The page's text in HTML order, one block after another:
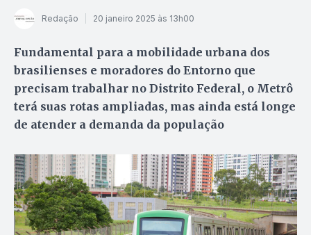
Redação 20 janeiro 2025 às 13h00
Fundamental para a mobilidade urbana dos
brasilienses e moradores do Entorno que
precisam trabalhar no Distrito Federal, o Metrô
terá suas rotas ampliadas, mas ainda está longe
de atender a demanda da população